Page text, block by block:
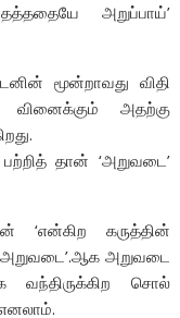
அறுப்பாய்’
மூன்றாவது விதி
வினைக்கும் அதற்கு
தான் ‘அறுவடை’
‘என்கிற கருத்தின்
‘அறுவடை’.ஆக அறுவடை
வந்திருக்கிற சொல்